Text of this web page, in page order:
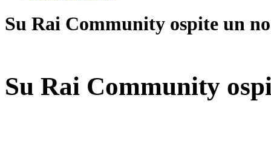
Su Rai Community ospite un
Su Rai Community